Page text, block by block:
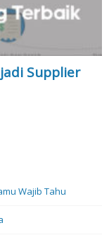
Supplier
Wajib Tahu